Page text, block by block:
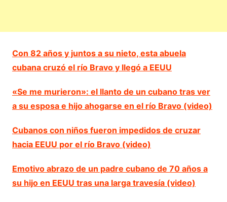
Con 82 años y juntos a su nieto, esta abuela
cubana cruzó el río Bravo y llegó a EEUU
«Se me murieron»: el llanto de un cubano tras ver
a su esposa e hijo ahogarse en el río Bravo (video)
Cubanos con niños fueron impedidos de cruzar
hacia EEUU por el río Bravo (video)
Emotivo abrazo de un padre cubano de 70 años a
su hijo en EEUU tras una larga travesía (video)